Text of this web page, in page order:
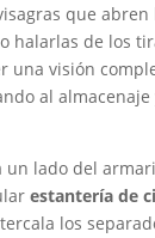
que abren
halarlas de los
una visión
al almacenaje
un lado del
estantería de
los